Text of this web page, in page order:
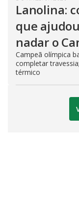
Lanolina:
que
nadar o
Campeã olímpica
completar
térmico